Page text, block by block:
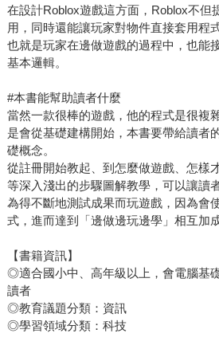
在設計Roblox遊戲這方面，Roblox不但
用，同時還能讓玩家對物件直接套用程
也就是玩家在邊做遊戲的過程中，也能
基本邏輯。
#本書能幫助讀者什麼
當然一款很棒的遊戲，他的程式是很複
是會從基礎建構開始，本書要帶給讀者
礎概念。
從註冊開始教起、到怎麼做遊戲、怎樣
等深入淺出的步驟圖解教學，可以讓讀
為得不斷地測試成果而玩遊戲，因為會
式，進而達到「邊做邊玩邊學」相互加
【書籍資訊】
◎適合國小中、高年級以上，會電腦基
讀者
◎教育議題分類：資訊
◎學習領域分類：科技